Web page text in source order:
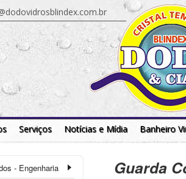
Serviços Notícias e Mídia Banheiro
- Engenharia
Guarda